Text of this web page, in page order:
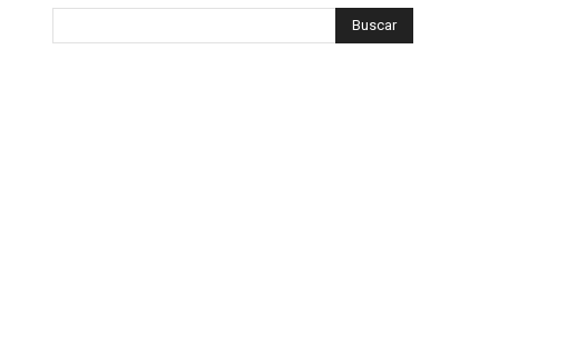
Buscar